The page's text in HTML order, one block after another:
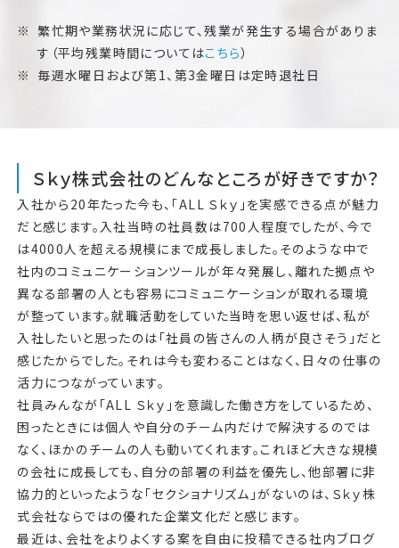
繁忙期や業務状況に応じて、残業が発生する場合がありま
す（平均残業時間についてはこちら）
毎週水曜日および第1、第3金曜日は定時退社日
Ｓｋｙ株式会社のどんなところが好きですか？
入社から20年たった今も、「ALL Ｓｋｙ」を実感できる点が魅力
だと感じます。入社当時の社員数は700人程度でしたが、今で
は4000人を超える規模にまで成長しました。そのような中で
社内のコミュニケーションツールが年々発展し、離れた拠点や
異なる部署の人とも容易にコミュニケーションが取れる環境
が整っています。就職活動をしていた当時を思い返せば、私が
入社したいと思ったのは「社員の皆さんの人柄が良さそう」だと
感じたからでした。それは今も変わることはなく、日々の仕事の
活力につながっています。
社員みんなが「ALL Ｓｋｙ」を意識した働き方をしているため、
困ったときには個人や自分のチーム内だけで解決するのでは
なく、ほかのチームの人も動いてくれます。これほど大きな規模
の会社に成長しても、自分の部署の利益を優先し、他部署に非
協力的といったような「セクショナリズム」がないのは、Ｓｋｙ株
式会社ならではの優れた企業文化だと感じます。
最近は、会社をよりよくする案を自由に投稿できる社内ブログ